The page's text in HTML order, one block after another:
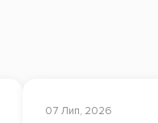
07 Лип, 2026